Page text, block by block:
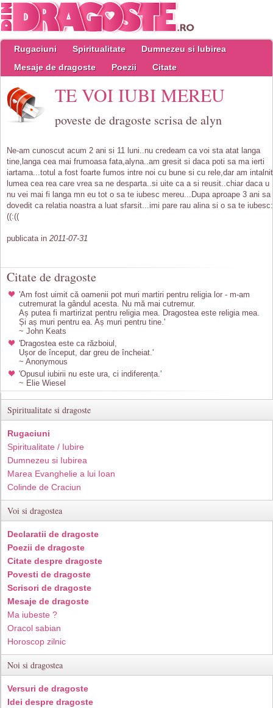
Rugaciuni Spiritualitate
Dumnezeu si Iubirea
Mesaje de dragoste
Poezii Citate
TE VOI IUBI MEREU
poveste de dragoste scrisa de alyn
Ne-am cunoscut acum 2 ani si 11 luni..nu credeam ca voi sta atat langa
tine,langa cea mai frumoasa fata,alyna..am gresit si daca poti sa ma ierti
iartama...totul a fost foarte fumos intre noi cu bune si cu rele,dar am intalnit
lumea cea rea care vrea sa ne desparta..si uite ca a si reusit..chiar daca u
nu vei mai fi langa mn eu tot o sa te iubesc mereu...Dupa aproape 3 ani sa
dovedit ca relatia noastra a luat sfarsit...imi pare rau alina si o sa te iubesc:
((:((
publicata in 2011-07-31
Citate de dragoste
'Am fost uimit că oamenii pot muri martiri pentru religia lor - m-am
cutremurat la gândul acesta. Nu mă mai cutremur.
Aș putea fi martirizat pentru religia mea. Dragostea este religia mea.
Și aș muri pentru ea. Aș muri pentru tine.'
~ John Keats
'Dragostea este ca războiul,
Ușor de început, dar greu de încheiat.'
~ Anonymous
'Opusul iubirii nu este ura, ci indiferența.'
~ Elie Wiesel
Spiritualitate si dragoste
Rugaciuni
Spiritualitate / Iubire
Dumnezeu si Iubirea
Marea Evanghelie a lui Ioan
Colinde de Craciun
Voi si dragostea
Declaratii de dragoste
Poezii de dragoste
Citate despre dragoste
Povesti de dragoste
Scrisori de dragoste
Mesaje de dragoste
Ma iubeste ?
Oracol sabian
Horoscop zilnic
Noi si dragostea
Versuri de dragoste
Idei despre dragoste